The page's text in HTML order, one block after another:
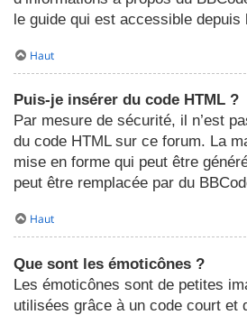
le guide qui est accessible depuis
Haut
Puis-je insérer du code HTML ?
Par mesure de sécurité, il n’est
du code HTML sur ce forum. La
mise en forme qui peut être
peut être remplacée par du
Haut
Que sont les émoticônes ?
Les émoticônes sont de petites
utilisées grâce à un code court et